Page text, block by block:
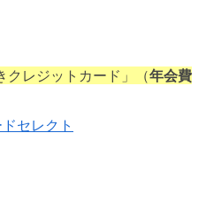
クレジットカード」（年会費
セレクト